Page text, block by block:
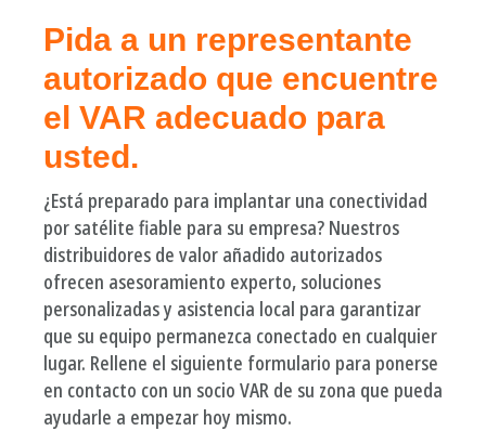
Pida a un representante
autorizado que encuentre
el VAR adecuado para
usted.
¿Está preparado para implantar una conectividad
por satélite fiable para su empresa? Nuestros
distribuidores de valor añadido autorizados
ofrecen asesoramiento experto, soluciones
personalizadas y asistencia local para garantizar
que su equipo permanezca conectado en cualquier
lugar. Rellene el siguiente formulario para ponerse
en contacto con un socio VAR de su zona que pueda
ayudarle a empezar hoy mismo.